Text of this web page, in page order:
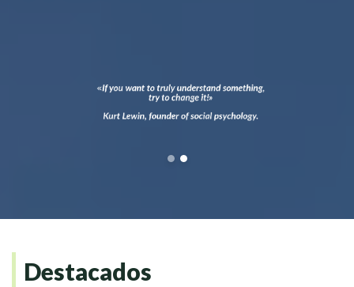
Destacados